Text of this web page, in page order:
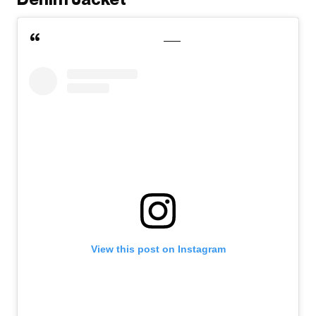
View this post on Instagram